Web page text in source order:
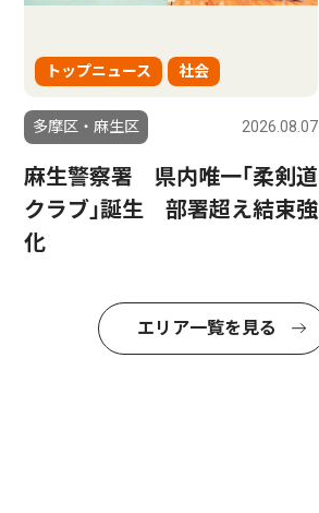
トップニュース 社会
多摩区・麻生区 2026.08.07
麻生警察署 県内唯一｢柔剣道
クラブ｣誕生 部署超え結束強
化
エリア一覧を見る